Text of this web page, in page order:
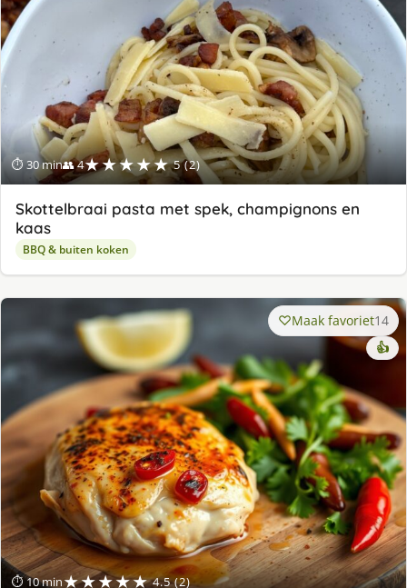
⏱ 30 min👥 4★★★★★ 5 (2)
Skottelbraai pasta met spek, champignons en
kaas
BBQ & buiten koken
⏱ 10 min★★★★★ 4.5 (2)
Maak favoriet14
👍